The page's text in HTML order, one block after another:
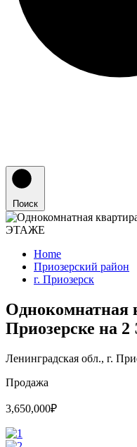
Поиск
Home
Приозерский район
г. Приозерск
Однокомнатная
Приозерске на
Ленинградская обл., г.
Продажа
3,650,000₽